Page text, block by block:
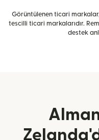
Görüntülenen ticari
tescilli ticari markalarıdır.
destek